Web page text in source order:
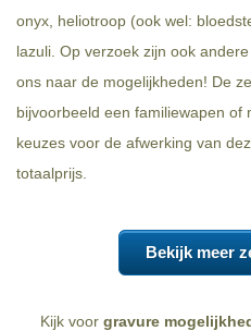
onyx, heliotroop (ook wel:
lazuli. Op verzoek zijn ook
ons naar de mogelijkheden! De
bijvoorbeeld een familiewapen
keuzes voor de afwerking van
totaalprijs.
Bekijk meer
Kijk voor gravure